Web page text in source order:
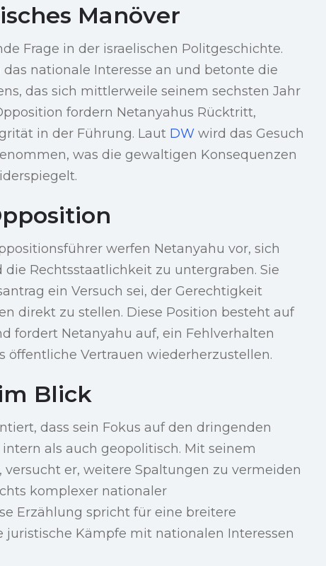
Manöver
Frage in der israelischen Politgeschichte.
nationale Interesse an und betonte die
das sich mittlerweile seinem sechsten Jahr
fordern Netanyahus Rücktritt,
in der Führung. Laut DW wird das Gesuch
was die gewaltigen Konsequenzen
werfen Netanyahu vor, sich
Rechtsstaatlichkeit zu untergraben. Sie
ein Versuch sei, der Gerechtigkeit
direkt zu stellen. Diese Position besteht auf
fordert Netanyahu auf, ein Fehlverhalten
Vertrauen wiederherzustellen.
Blick
dass sein Fokus auf den dringenden
als auch geopolitisch. Mit seinem
er, weitere Spaltungen zu vermeiden
komplexer nationaler
Erzählung spricht für eine breitere
Kämpfe mit nationalen Interessen